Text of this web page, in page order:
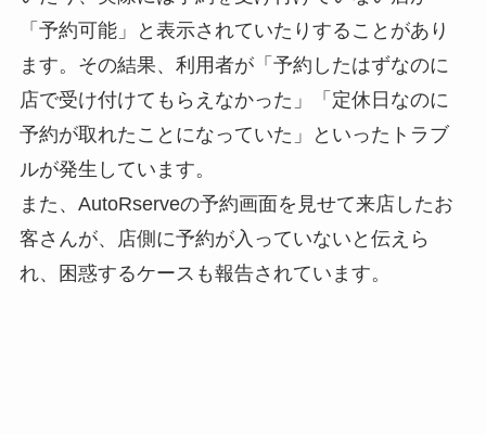
「予約可能」と表示されていたりすることがあり
ます。その結果、利用者が「予約したはずなのに
店で受け付けてもらえなかった」「定休日なのに
予約が取れたことになっていた」といったトラブ
ルが発生しています。
また、AutoRserveの予約画面を見せて来店したお
客さんが、店側に予約が入っていないと伝えら
れ、困惑するケースも報告されています。